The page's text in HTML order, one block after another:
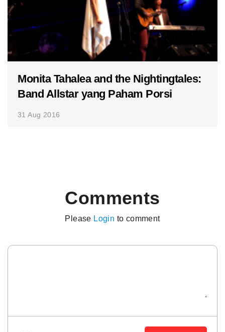
Monita Tahalea and the Nightingtales:
Band Allstar yang Paham Porsi
31 Aug 2016
Comments
Please Login to comment